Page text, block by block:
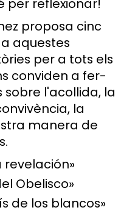
per reflexionar!
proposa cinc
aquestes
per a tots els
conviden a fer-
sobre l'acollida, la
la
manera de
revelación»
Obelisco»
de los blancos»